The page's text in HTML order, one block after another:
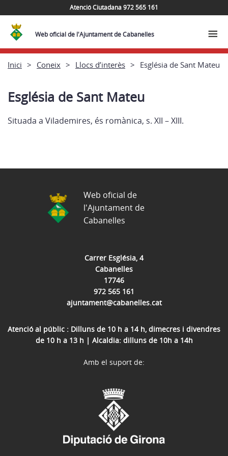
Atenció Ciutadana 972 565 161
Web oficial de l'Ajuntament de Cabanelles
Inici Coneix Llocs d’interès Església de Sant Mateu
Església de Sant Mateu
Situada a Vilademires, és romànica, s. XII – XIII.
Carrer Església, 4
Cabanelles
17746
972 565 161
ajuntament@cabanelles.cat
Atenció al públic : Dilluns de 10 h a 14 h, dimecres i divendres
de 10 h a 13 h | Alcaldia: dilluns de 10h a 14h
Web oficial de
l'Ajuntament de
Cabanelles
Amb el suport de: